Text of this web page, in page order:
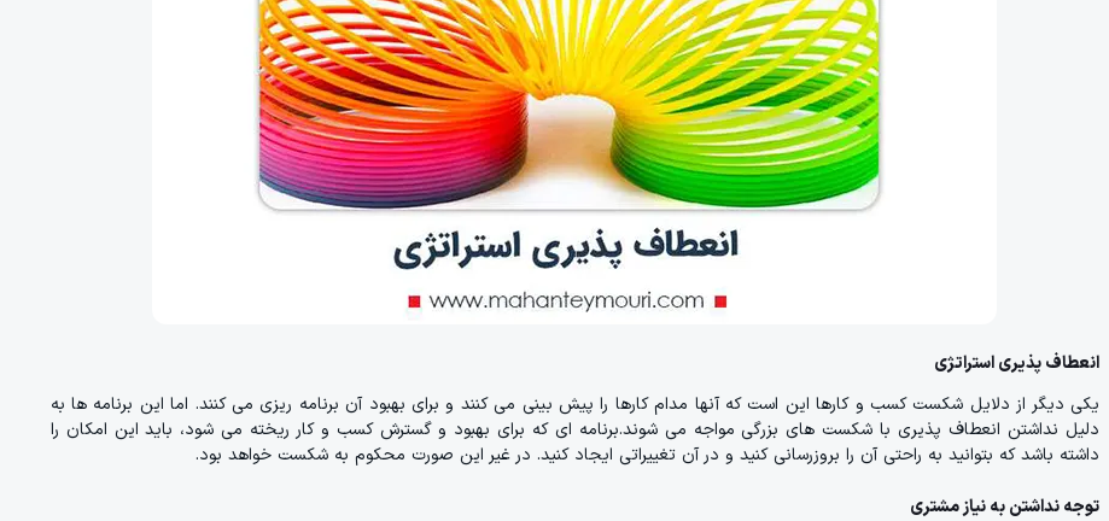
انعطاف پذیری استراتژی
یکی دیگر از دلایل شکست کسب و کارها این است که آنها مدام کارها را پیش بینی می کنند و برای بهبود آن برنامه ریزی می کنند. اما این برنامه ها به
دلیل نداشتن انعطاف پذیری با شکست های بزرگی مواجه می شوند.برنامه ای که برای بهبود و گسترش کسب و کار ریخته می شود، باید این امکان را
داشته باشد که بتوانید به راحتی آن را بروزرسانی کنید و در آن تغییراتی ایجاد کنید. در غیر این صورت محکوم به شکست خواهد بود.
توجه نداشتن به نیاز مشتری